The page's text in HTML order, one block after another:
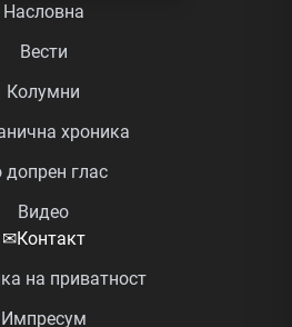
Насловна
Вести
Колумни
хроника
допрен глас
Видео
✉Контакт
на приватност
Импресум